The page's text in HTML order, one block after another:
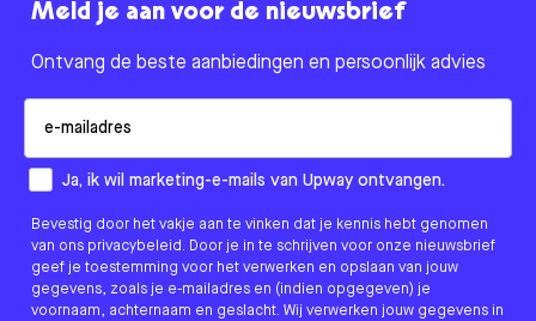
Meld je aan voor de nieuwsbrief
Ontvang de beste aanbiedingen en persoonlijk advies
How would you like to hear from us?
Ja, ik wil marketing-e-mails van Upway ontvangen.
Bevestig door het vakje aan te vinken dat je kennis hebt genomen
van ons privacybeleid. Door je in te schrijven voor onze nieuwsbrief
geef je toestemming voor het verwerken en opslaan van jouw
gegevens, zoals je e-mailadres en (indien opgegeven) je
voornaam, achternaam en geslacht. Wij verwerken jouw gegevens in